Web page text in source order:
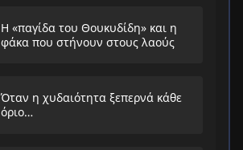
Η «παγίδα του Θουκυδίδη» και η
φάκα που στήνουν στους λαούς
Όταν η χυδαιότητα ξεπερνά κάθε
όριο…